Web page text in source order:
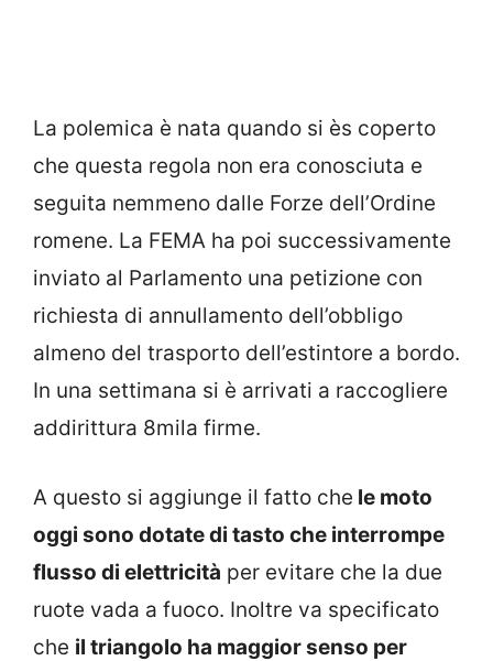
La polemica è nata quando si ès coperto
che questa regola non era conosciuta e
seguita nemmeno dalle Forze dell’Ordine
romene. La FEMA ha poi successivamente
inviato al Parlamento una petizione con
richiesta di annullamento dell’obbligo
almeno del trasporto dell’estintore a bordo.
In una settimana si è arrivati a raccogliere
addirittura 8mila firme.
A questo si aggiunge il fatto che le moto
oggi sono dotate di tasto che interrompe
flusso di elettricità per evitare che la due
ruote vada a fuoco. Inoltre va specificato
che il triangolo ha maggior senso per